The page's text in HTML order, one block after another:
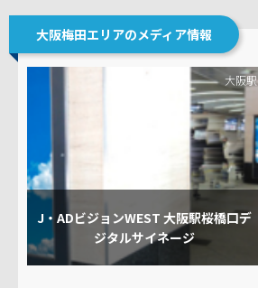
大阪梅田エリアのメディア情報
J・ADビジョンWEST 大阪駅桜橋口デ
ジタルサイネージ
大阪駅